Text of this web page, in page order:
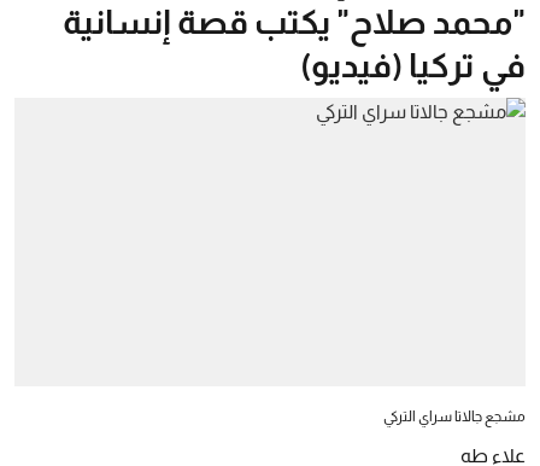
"محمد صلاح" يكتب قصة إنسانية
في تركيا (فيديو)
مشجع جالاتا سراي التركي
علاء طه